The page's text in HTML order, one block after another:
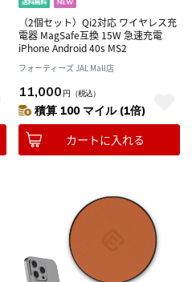
（2個セット）Qi2対応 ワイヤレス充
電器 MagSafe互換 15W 急速充電
iPhone Android 40s MS2
フォーティーズ JAL Mall店
11,000 円 （税込）
積算 100 マイル (1倍)
カートに入れる